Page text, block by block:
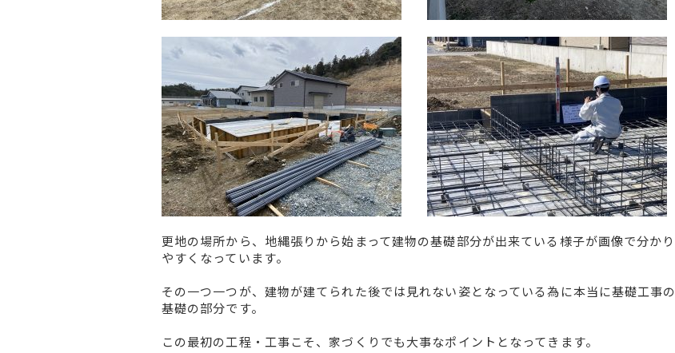
更地の場所から、地縄張りから始まって建物の基礎部分が出来ている様子が画像で分かり
やすくなっています。
その一つ一つが、建物が建てられた後では見れない姿となっている為に本当に基礎工事の
基礎の部分です。
この最初の工程・工事こそ、家づくりでも大事なポイントとなってきます。